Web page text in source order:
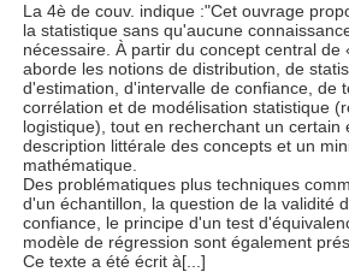
La 4è de couv. indique :"Cet ouvrage
la statistique sans qu'aucune
nécessaire. À partir du concept central de
aborde les notions de distribution, de
d'estimation, d'intervalle de confiance, de
corrélation et de modélisation statistique
logistique), tout en recherchant un certain
description littérale des concepts et un
mathématique.
Des problématiques plus techniques
d'un échantillon, la question de la validité
confiance, le principe d'un test
modèle de régression sont également
Ce texte a été écrit à[...]